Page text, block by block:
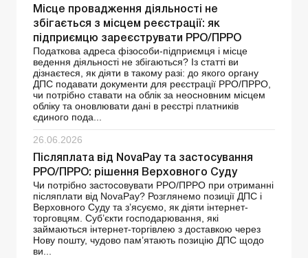
Місце провадження діяльності не
збігається з місцем реєстрації: як
підприємцю зареєструвати РРО/ПРРО
Податкова адреса фізособи-підприємця і місце
ведення діяльності не збігаються? Із статті ви
дізнаєтеся, як діяти в такому разі: до якого органу
ДПС подавати документи для реєстрації РРО/ПРРО,
чи потрібно ставати на облік за неосновним місцем
обліку та оновлювати дані в реєстрі платників
єдиного пода...
26.06.2026
Післяплата від NovaРay та застосування
РРО/ПРРО: рішення Верховного Суду
Чи потрібно застосовувати РРО/ПРРО при отриманні
післяплати від NovaPay? Розглянемо позиції ДПС і
Верховного Суду та з’ясуємо, як діяти інтернет-
торговцям. Суб’єкти господарювання, які
займаються інтернет-торгівлею з доставкою через
Нову пошту, чудово пам’ятають позицію ДПС щодо
ви...